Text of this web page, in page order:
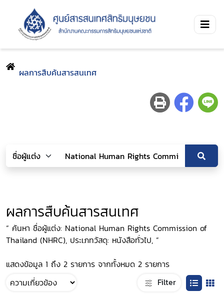
ผลการสืบค้นสารสนเทศ
ผลการสืบค้นสารสนเทศ
“ ค้นหา ชื่อผู้แต่ง: National Human Rights Commission of
Thailand (NHRC), ประเภทวัสดุ: หนังสือทั่วไป, ”
แสดงข้อมูล 1 ถึง 2 รายการ จากทั้งหมด 2 รายการ
Filter